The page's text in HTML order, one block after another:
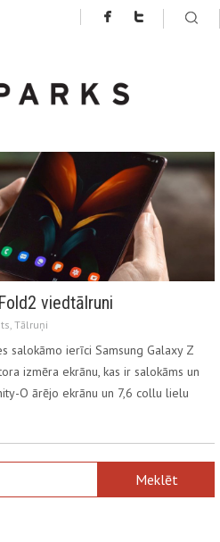
viedtālruni
, Tālruņi
salokāmo ierīci Samsung Galaxy Z
izmēra ekrānu, kas ir salokāms un
O ārējo ekrānu un 7,6 collu lielu